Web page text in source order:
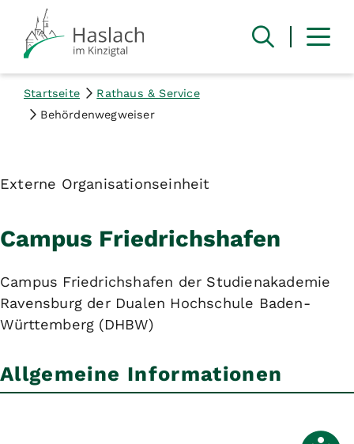
Startseite
Rathaus & Service
Behördenwegweiser
Externe Organisationseinheit
Campus Friedrichshafen
Campus Friedrichshafen der Studienakademie
Ravensburg der Dualen Hochschule Baden-
Württemberg (DHBW)
Allgemeine Informationen